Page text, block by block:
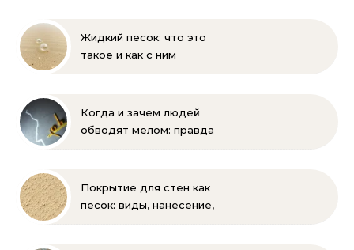
Жидкий песок: что это
такое и как с ним
Когда и зачем людей
обводят мелом: правда
Покрытие для стен как
песок: виды, нанесение,